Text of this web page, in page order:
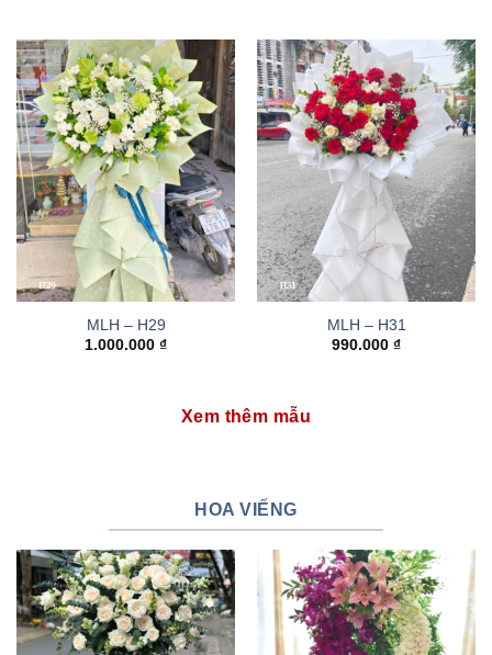
MLH – H29
1.000.000 ₫
MLH – H31
990.000 ₫
Xem thêm mẫu
HOA VIẾNG